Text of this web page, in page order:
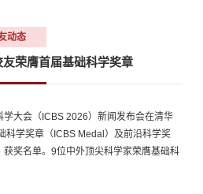
年10月任宣城市委书记
动态
友荣膺首届基础科学奖章
大会（ICBS 2026）新闻发布会在清华
科学奖章（ICBS Medal）及前沿科学奖
获奖名单。9位中外顶尖科学家荣膺基础科